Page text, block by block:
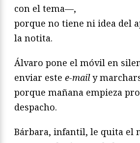
con el tema—,
porque no tiene ni idea del
la notita.
Álvaro pone el móvil en
enviar este e-maily
porque mañana empieza
despacho.
Bárbara, infantil, le quita el